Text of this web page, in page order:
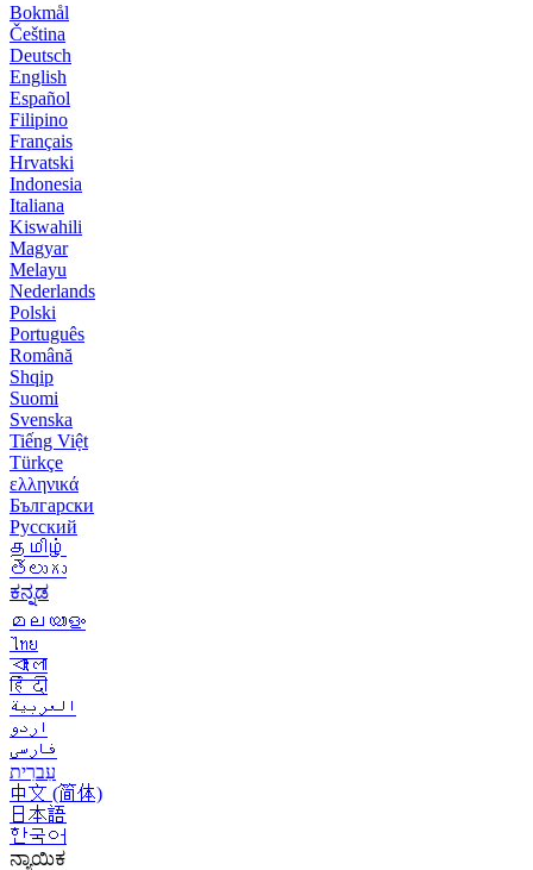
Bokmål
Čeština
Deutsch
English
Español
Filipino
Français
Hrvatski
Indonesia
Italiana
Kiswahili
Magyar
Melayu
Nederlands
Polski
Português
Română
Shqip
Suomi
Svenska
Tiếng Việt
Türkçe
ελληνικά
Български
Русский
தமிழ்
తెలుగు
ಕನ್ನಡ
മലയാളം
ไทย
বাংলা
हिंदी
العربية
اردو
فارسی
עִברִית
中文 (简体)
日本語
한국어
ನ್ಯಾಯಿಕ